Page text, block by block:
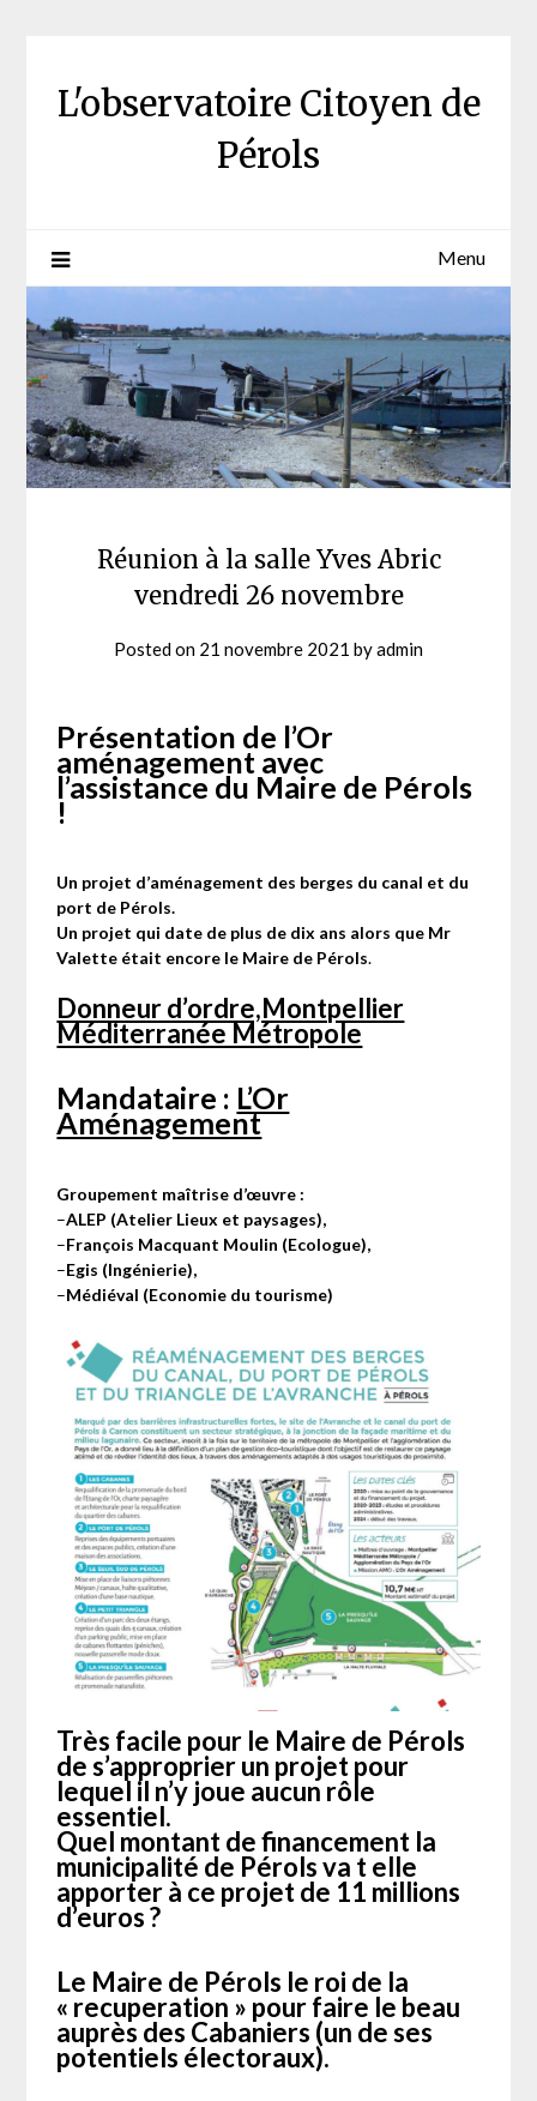
L'observatoire Citoyen de
Pérols
Menu
Réunion à la salle Yves Abric
vendredi 26 novembre
Posted on 21 novembre 2021 byadmin
Présentation de l’Or
aménagement avec
l’assistance du Maire de Pérols
!
Un projet d’aménagement des berges du canal et du
port de Pérols.
Un projet qui date de plus de dix ans alors que Mr
Valette était encore le Maire de Pérols.
Donneur d’ordre,Montpellier
Méditerranée Métropole
Mandataire : L’Or
Aménagement
Groupement maîtrise d’œuvre :
–ALEP (Atelier Lieux et paysages),
–François Macquant Moulin (Ecologue),
–Egis (Ingénierie),
–Médiéval (Economie du tourisme)
Très facile pour le Maire de Pérols
de s’approprier un projet pour
lequel il n’y joue aucun rôle
essentiel.
Quel montant de financement la
municipalité de Pérols va t elle
apporter à ce projet de 11 millions
d’euros ?
Le Maire de Pérols le roi de la
« recuperation » pour faire le beau
auprès des Cabaniers (un de ses
potentiels électoraux).